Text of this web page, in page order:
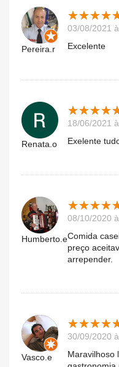
Pereira.r
★★★★
★★★★
03/08/2021
Excelente
Renata.o
★★★★
★★★★
18/06/2021
Exelente
Humberto.e
★★★★
★★★★
08/10/2020
Comida
preço
arrepender.
Vasco.e
★★★★
★★★★
30/09/2020
Maravilhoso